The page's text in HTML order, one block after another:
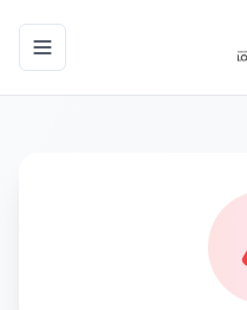
Toggle navigation menu